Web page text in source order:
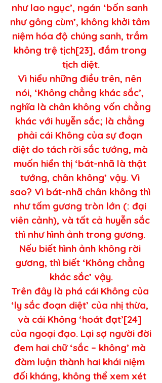
như lao ngục’, ngán ‘bốn sanh
như gông cùm’, không khởi tâm
niệm hóa độ chúng sanh, trầm
không trệ tịch[23], đắm trong
tịch diệt.
Vì hiểu những điều trên, nên
nói, ‘Không chẳng khác sắc’,
nghĩa là chân không vốn chẳng
khác với huyễn sắc; là chẳng
phải cái Không của sự đoạn
diệt do tách rời sắc tướng, mà
muốn hiển thị ‘bát-nhã là thật
tướng, chân không’ vậy. Vì
sao? Vì bát-nhã chân không thì
như tấm gương tròn lớn (: đại
viên cảnh), và tất cả huyễn sắc
thì như hình ảnh trong gương.
Nếu biết hình ảnh không rời
gương, thì biết ‘Không chẳng
khác sắc’ vậy.
Trên đây là phá cái Không của
‘ly sắc đoạn diệt’ của nhị thừa,
và cái Không ‘hoát đạt’[24]
của ngoại đạo. Lại sợ người đời
đem hai chữ ‘sắc – không’ mà
đàm luận thành hai khái niệm
đối kháng, không thể xem xét